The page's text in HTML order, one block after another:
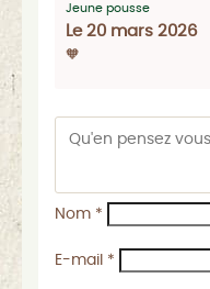
Jeune pousse
Le 20 mars 2026
🧡
Nom *
E-mail *